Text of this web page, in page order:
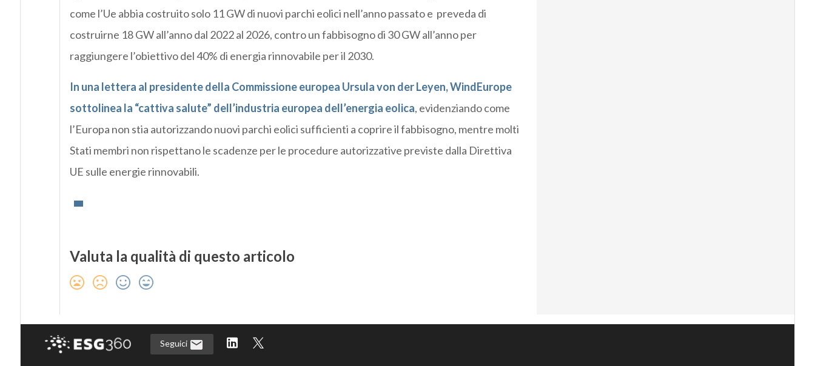
come l’Ue abbia costruito solo 11 GW di nuovi parchi eolici nell’anno passato e preveda di
costruirne 18 GW all’anno dal 2022 al 2026, contro un fabbisogno di 30 GW all’anno per
raggiungere l’obiettivo del 40% di energia rinnovabile per il 2030.
In una lettera al presidente della Commissione europea Ursula von der Leyen, WindEurope
sottolinea la “cattiva salute” dell’industria europea dell’energia eolica, evidenziando come
l’Europa non stia autorizzando nuovi parchi eolici sufficienti a coprire il fabbisogno, mentre molti
Stati membri non rispettano le scadenze per le procedure autorizzative previste dalla Direttiva
UE sulle energie rinnovabili.
Valuta la qualità di questo articolo
Seguici